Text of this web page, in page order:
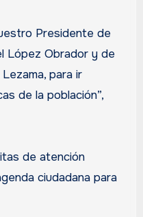
Presidente de
López Obrador y de
para ir
de la población”,
de atención
ciudadana para